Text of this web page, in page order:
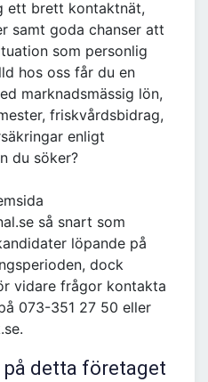
ett brett kontaktnät,
samt goda chanser att
som personlig
hos oss får du en
marknadsmässig lön,
friskvårdsbidrag,
enligt
du söker?
så snart som
löpande på
dock
vidare frågor kontakta
073-351 27 50 eller
detta företaget